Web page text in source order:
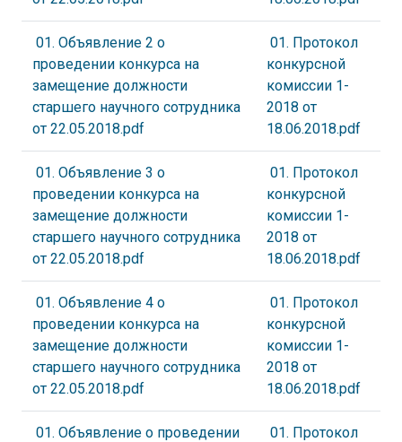
01. Объявление 2 о
проведении конкурса на
замещение должности
старшего научного сотрудника
от 22.05.2018.pdf
01. Протокол
конкурсной
комиссии 1-
2018 от
18.06.2018.pdf
01. Объявление 3 о
проведении конкурса на
замещение должности
старшего научного сотрудника
от 22.05.2018.pdf
01. Протокол
конкурсной
комиссии 1-
2018 от
18.06.2018.pdf
01. Объявление 4 о
проведении конкурса на
замещение должности
старшего научного сотрудника
от 22.05.2018.pdf
01. Протокол
конкурсной
комиссии 1-
2018 от
18.06.2018.pdf
01. Объявление о проведении
01. Протокол